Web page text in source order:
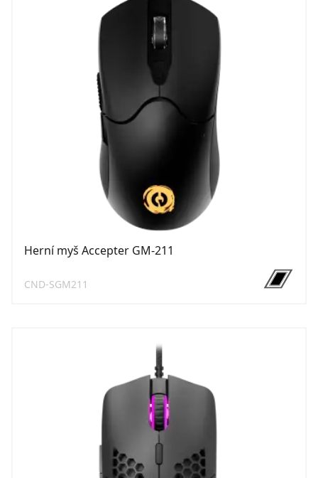
Herní myš Accepter GM-211
CND-SGM211